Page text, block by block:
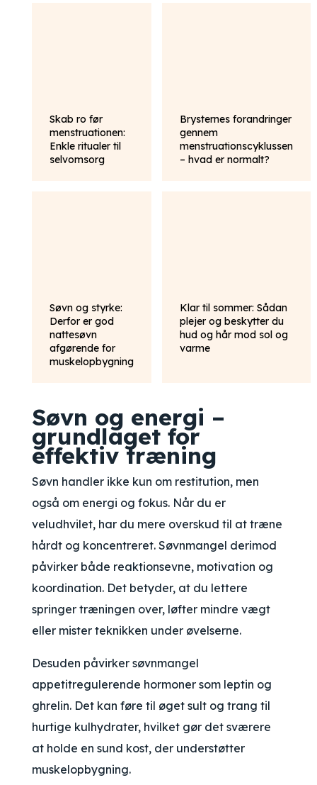
Skab ro før
menstruationen:
Enkle ritualer til
selvomsorg
Brysternes forandringer
gennem
menstruationscyklussen
– hvad er normalt?
Søvn og styrke:
Derfor er god
nattesøvn
afgørende for
muskelopbygning
Klar til sommer: Sådan
plejer og beskytter du
hud og hår mod sol og
varme
Søvn og energi –
grundlaget for
effektiv træning
Søvn handler ikke kun om restitution, men
også om energi og fokus. Når du er
veludhvilet, har du mere overskud til at træne
hårdt og koncentreret. Søvnmangel derimod
påvirker både reaktionsevne, motivation og
koordination. Det betyder, at du lettere
springer træningen over, løfter mindre vægt
eller mister teknikken under øvelserne.
Desuden påvirker søvnmangel
appetitregulerende hormoner som leptin og
ghrelin. Det kan føre til øget sult og trang til
hurtige kulhydrater, hvilket gør det sværere
at holde en sund kost, der understøtter
muskelopbygning.